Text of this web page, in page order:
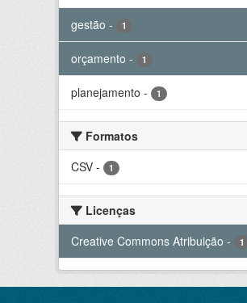
gestão - 1
orçamento - 1
planejamento - 1
Formatos
CSV - 1
Licenças
Creative Commons Atribuição - 1